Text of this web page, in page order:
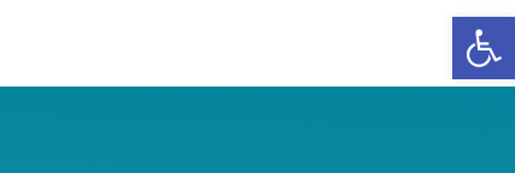
פתח סרגל נגישות